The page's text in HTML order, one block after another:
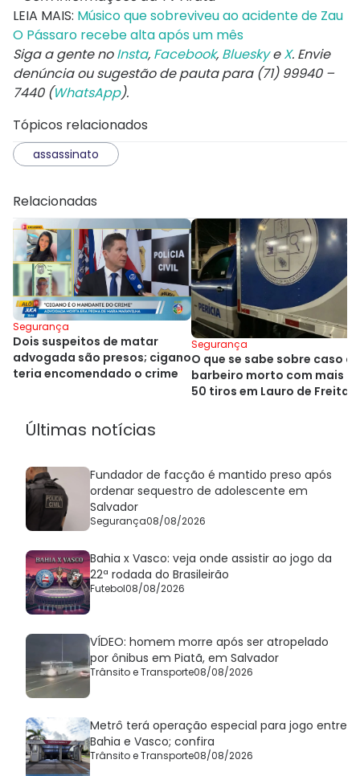
LEIA MAIS: Músico que sobreviveu ao acidente de Zau
O Pássaro recebe alta após um mês
Siga a gente noInsta, Facebook, BlueskyeX. Envie
denúncia ou sugestão de pauta para (71) 99940 –
7440 (WhatsApp).
Tópicos relacionados
assassinato
Relacionadas
Segurança
Dois suspeitos de matar
advogada são presos; cigano
teria encomendado o crime
Segurança
O que se sabe sobre caso de
barbeiro morto com mais
50 tiros em Lauro de Freitas
Últimas notícias
Fundador de facção é mantido preso após
ordenar sequestro de adolescente em
Salvador
Segurança08/08/2026
Bahia x Vasco: veja onde assistir ao jogo da
22ª rodada do Brasileirão
Futebol08/08/2026
VÍDEO: homem morre após ser atropelado
por ônibus em Piatã, em Salvador
Trânsito e Transporte08/08/2026
Metrô terá operação especial para jogo entre
Bahia e Vasco; confira
Trânsito e Transporte08/08/2026